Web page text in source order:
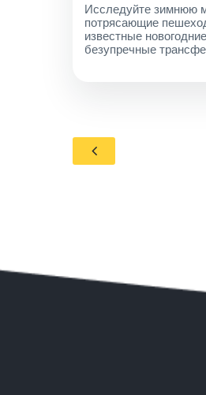
Исследуйте зимнюю
потрясающие
известные
безупречные